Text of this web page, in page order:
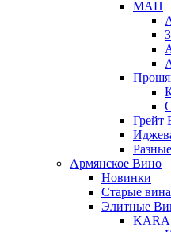
МАП
Грейт
Разные
Армянское Вино
Новинки
Старые вина
Элитные